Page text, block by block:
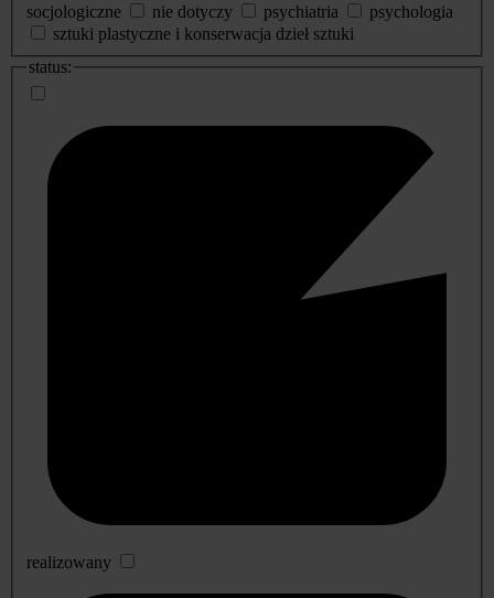
socjologiczne
nie dotyczy psychiatria
psychologia
sztuki plastyczne i konserwacja dzieł sztuki
status:
realizowany